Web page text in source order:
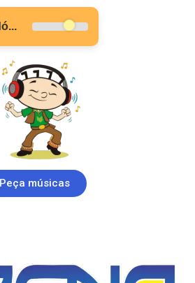
Peça músicas